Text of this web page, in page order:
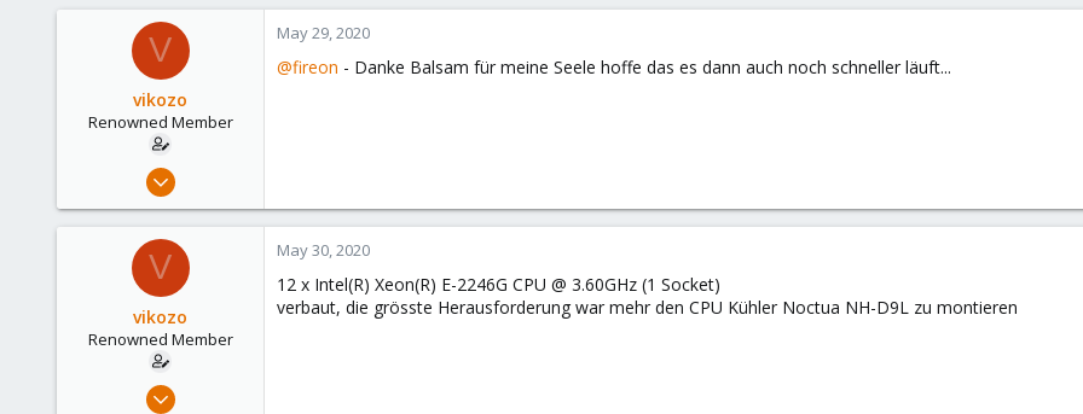
Austria/Graz
deepdoc.at
V
vikozo
Renowned Member
May 4, 2014
34
www.wombat.ch
May 29, 2020
@fireon - Danke Balsam für meine Seele hoffe das es dann auch noch schneller läuft...
V
vikozo
Renowned Member
May 4, 2014
May 30, 2020
12 x Intel(R) Xeon(R) E-2246G CPU @ 3.60GHz (1 Socket)
verbaut, die grösste Herausforderung war mehr den CPU Kühler Noctua NH-D9L zu montieren